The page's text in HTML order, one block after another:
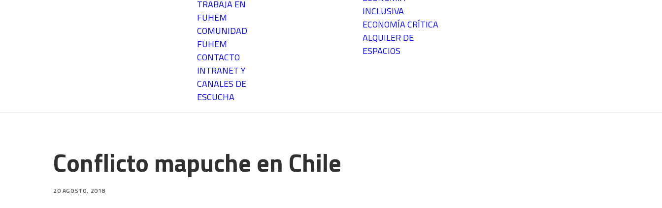
TRABAJA EN
FUHEM
COMUNIDAD
FUHEM
CONTACTO
INTRANET Y
CANALES DE
ESCUCHA
INCLUSIVA
ECONOMÍA CRÍTICA
ALQUILER DE
ESPACIOS
Conflicto mapuche en Chile
20 AGOSTO, 2018